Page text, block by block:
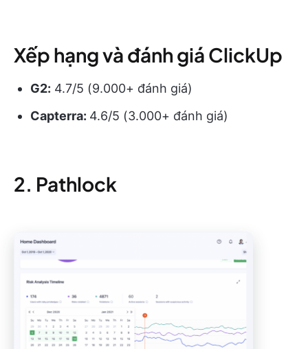
Xếp hạng và đánh giá ClickUp
G2: 4.7/5 (9.000+ đánh giá)
Capterra: 4.6/5 (3.000+ đánh giá)
2. Pathlock